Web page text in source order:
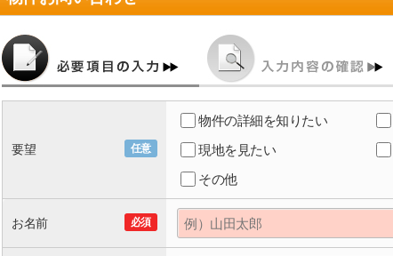
任意
要望
物件の詳細を知りたい
現地を見たい
その他
必須
お名前